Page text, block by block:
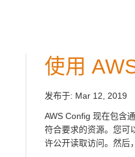
使用
发布于: Mar 12, 2019
AWS Config 现在包含
符合要求的资源。您可
许公开读取访问。然后